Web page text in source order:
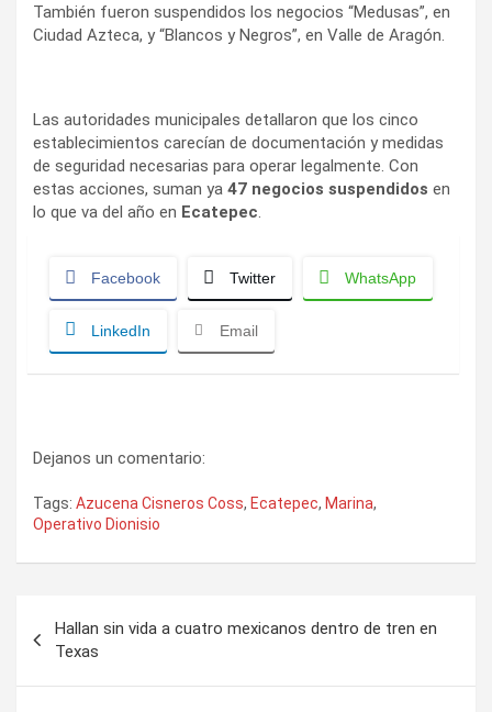
También fueron suspendidos los negocios “Medusas”, en
Ciudad Azteca, y “Blancos y Negros”, en Valle de Aragón.
Las autoridades municipales detallaron que los cinco
establecimientos carecían de documentación y medidas
de seguridad necesarias para operar legalmente. Con
estas acciones, suman ya 47 negocios suspendidos en
lo que va del año en Ecatepec.
Facebook Twitter WhatsApp
LinkedIn Email
Dejanos un comentario:
Tags: Azucena Cisneros Coss, Ecatepec, Marina,
Operativo Dionisio
de
entradas
Hallan sin vida a cuatro mexicanos dentro de tren en
Texas